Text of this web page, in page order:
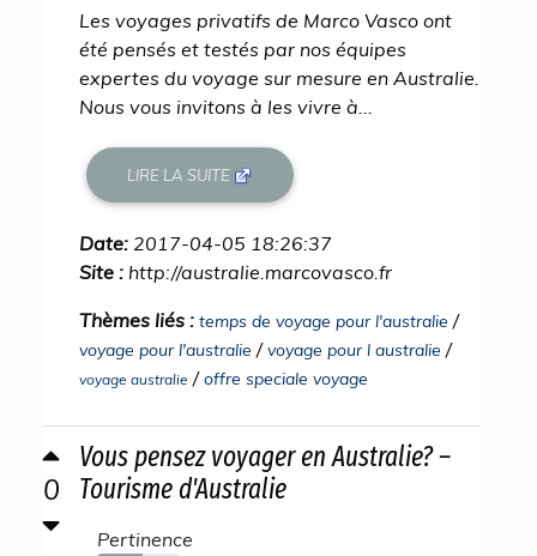
Les voyages privatifs de Marco Vasco ont
été pensés et testés par nos équipes
expertes du voyage sur mesure en Australie.
Nous vous invitons à les vivre à...
LIRE LA SUITE
Date: 2017-04-05 18:26:37
Site : http://australie.marcovasco.fr
Thèmes liés : temps de voyage pour l'australie /
voyage pour l'australie /voyage pour l australie /
voyage australie /offre speciale voyage
0
Vous pensez voyager en Australie? –
Tourisme d'Australie
Pertinence